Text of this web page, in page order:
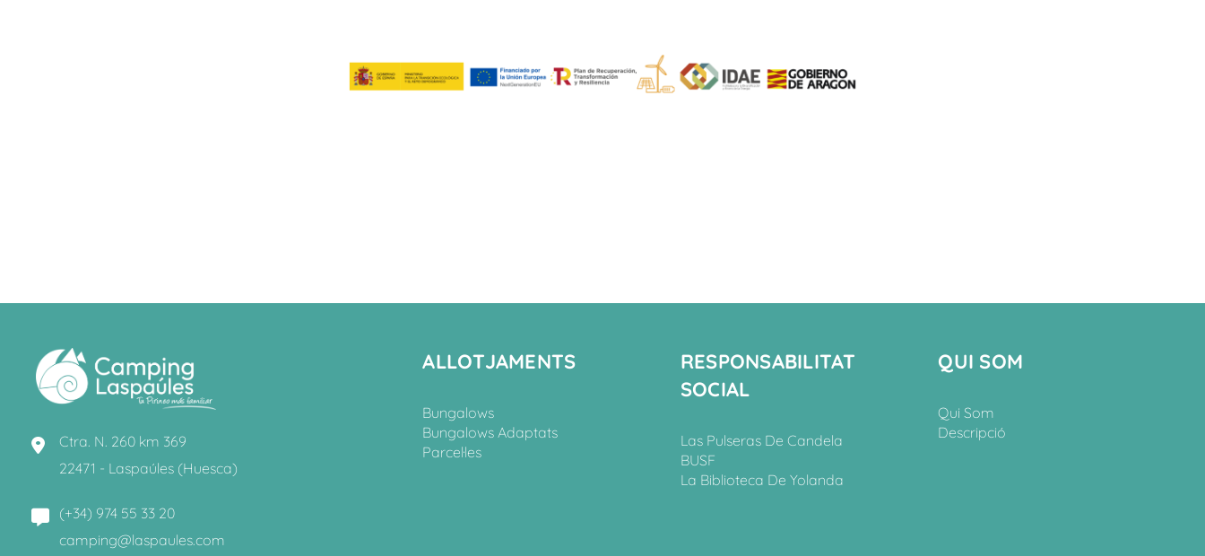
Ctra. N. 260 km 369
22471 - Laspaúles (Huesca)
(+34) 974 55 33 20
camping@laspaules.com
ALLOTJAMENTS
Bungalows
Bungalows Adaptats
Parcel·les
RESPONSABILITAT
SOCIAL
Las Pulseras De Candela
BUSF
La Biblioteca De Yolanda
QUI SOM
Qui Som
Descripció